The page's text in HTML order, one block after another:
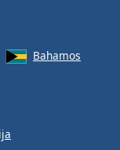
Bahamos